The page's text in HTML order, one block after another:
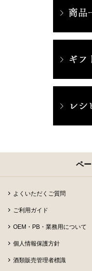
ペ
よくいただくご質問
ご利用ガイド
OEM・PB・業務用について
個人情報保護方針
酒類販売管理者標識